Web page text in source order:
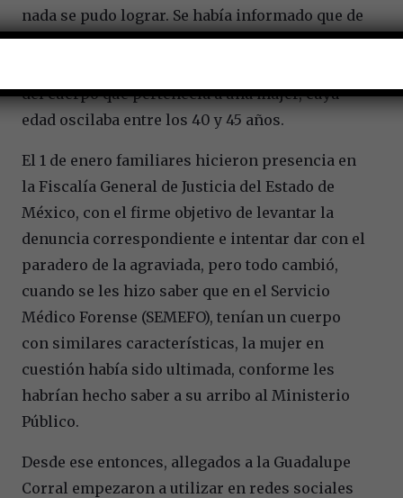
nada se pudo lograr. Se había informado que de
forma anónima surgió una llamada a la línea
del cuerpo que pertenecía a una mujer, cuya
edad oscilaba entre los 40 y 45 años.
El 1 de enero familiares hicieron presencia en
la Fiscalía General de Justicia del Estado de
México, con el firme objetivo de levantar la
denuncia correspondiente e intentar dar con el
paradero de la agraviada, pero todo cambió,
cuando se les hizo saber que en el Servicio
Médico Forense (SEMEFO), tenían un cuerpo
con similares características, la mujer en
cuestión había sido ultimada, conforme les
habrían hecho saber a su arribo al Ministerio
Público.
Desde ese entonces, allegados a la Guadalupe
Corral empezaron a utilizar en redes sociales